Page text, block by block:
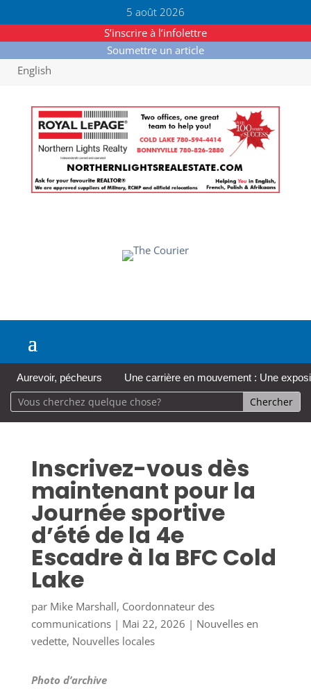
5 août 2026
S’inscrire à l’infolettre
Soumettre un article
English
Aurevoir, pécheurs Une carrière en mouvement : Une
Inscrivez-vous dès
maintenant pour la
Journée sportive
d’été de la 4e
Escadre à la BFC Cold
Lake
par Mike Marshall, Coordonnateur des
communications| Mai 22, 2026 | Nouvelles en
vedette, Nouvelles locales
Photo d’archive